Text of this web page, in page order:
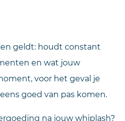
geldt: houdt constant
en wat jouw
voor het geval je
goed van pas komen.
na jouw whiplash?